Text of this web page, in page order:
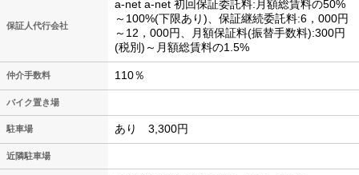
保証人代行会社
a-net a-net 初回保証委託料:月額総賃料の50%
～100%(下限あり)、保証継続委託料:6，000円
～12，000円、月額保証料(振替手数料):300円
(税別)～月額総賃料の1.5%
仲介手数料 110％
バイク置き場
駐車場 あり 3,300円
近隣駐車場